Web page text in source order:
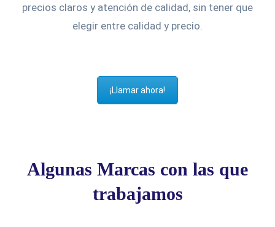
precios claros y atención de calidad, sin tener que
elegir entre calidad y precio.
¡Llamar ahora!
Algunas Marcas con las que
trabajamos